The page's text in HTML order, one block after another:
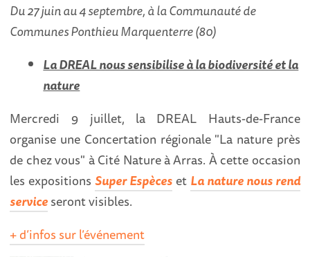
Du 27 juin au 4 septembre, à la Communauté de
Communes Ponthieu Marquenterre (80)
La DREAL nous sensibilise à la biodiversité et la
nature
Mercredi 9 juillet, la
DREAL Hauts-de-France
organise une Concertation régionale "La nature près
de chez vous" à Cité Nature à Arras. À cette occasion
les expositionsSuper Espèces et La nature nous rend
serviceseront visibles.
+ d’infos sur l’événement